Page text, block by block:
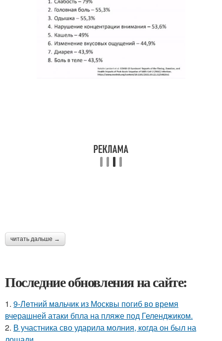
читать дальше →
Последние обновления на сайте:
1. 9-Лeтний мaльчик из Москвы погиб во время
вчерашней атаки бпла на пляже под Геленджиком.
2. В участника сво ударила молния, когда он был на